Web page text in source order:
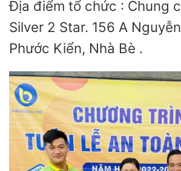
Địa điểm tổ chức : Chung
Silver 2 Star. 156 A
Phước Kiển, Nhà Bè .